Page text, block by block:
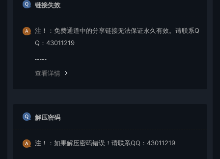
链接失效
注！：免费通道中的分享链接无法保证永久有效。请联系Q
Q：43011219
查看详情
解压密码
注！：如果解压密码错误！请联系QQ：43011219